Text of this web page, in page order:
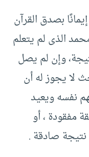
بصدق القرآن
الذى لم يتعلم
وإن لم يصل
لا يجوز له أن
نفسه ويعيد
مفقودة ، أو
صادقة .‏